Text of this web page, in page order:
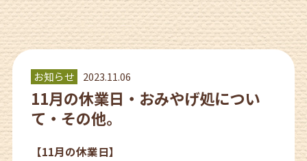
お知らせ 2023.11.06
11月の休業日・おみやげ処につい
て・その他。
【11月の休業日】